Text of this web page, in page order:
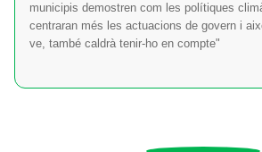
municipis demostren com les polítiques
centraran més les actuacions de govern i
ve, també caldrà tenir-ho en compte"